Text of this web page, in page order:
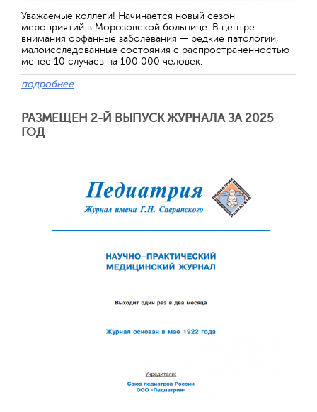
Уважаемые коллеги! Начинается новый сезон
мероприятий в Морозовской больнице. В центре
внимания орфанные заболевания — редкие патологии,
малоисследованные состояния с распространенностью
менее 10 случаев на 100 000 человек.
подробнее
РАЗМЕЩЕН 2-Й ВЫПУСК ЖУРНАЛА ЗА 2025
ГОД